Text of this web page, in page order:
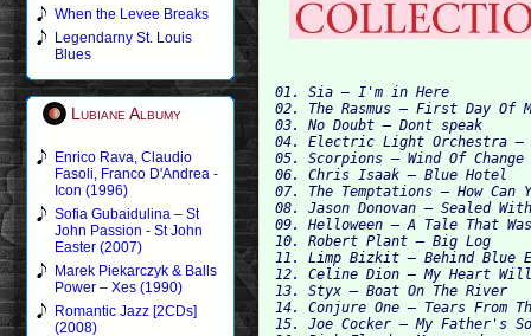
When the Levee Breaks
Legendarny St. Louis
Blues
Lubiane Albumy
Enrico Rava, Claudio
Fasoli, Franco D'Andrea -
Icon (1996)
Sofia Gubaidulina – St
John Passion - St John
Easter (2007)
Marek Piekarczyk & Balls
Power – Xes (1990)
Romantic Jazz [2CDs]
(2008)
01. Sia — I'm in Here
02. The Rasmus — First Day Of
03. No Doubt — Dont speak
04. Electric Light Orchestra —
05. Scorpions — Wind Of
06. Chris Isaak — Blue Hotel
07. The Temptations — How
08. Jason Donovan — Sealed
09. Helloween — A Tale That
10. Robert Plant — Big Log
11. Limp Bizkit — Behind Blue
12. Celine Dion — My Heart
13. Styx — Boat On The River
14. Conjure One — Tears From
15. Joe Cocker — My Father's